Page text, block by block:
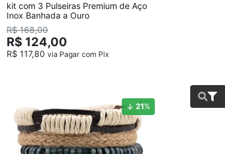
kit com 3 Pulseiras Premium de Aço
Inox Banhada a Ouro
R$ 168,00
R$ 124,00
R$ 117,80 via Pagar com Pix
21%